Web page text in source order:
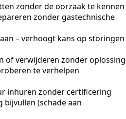
zonder de oorzaak te kennen
zonder gastechnische
– verhoogt kans op storingen
of verwijderen zonder oplossing
te verhelpen
inhuren zonder certificering
(schade aan